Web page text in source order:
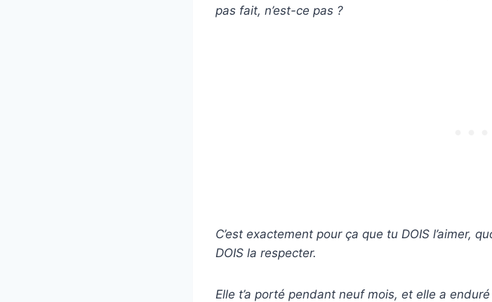
pas fait, n’est-ce pas ?
C’est exactement pour ça que tu DOIS l’aimer,
DOIS la respecter.
Elle t’a porté pendant neuf mois, et elle a